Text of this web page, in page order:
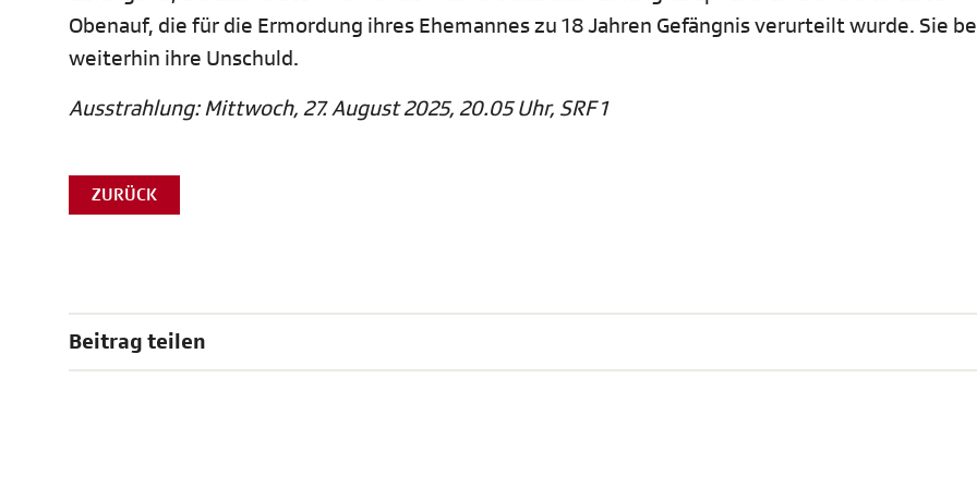
Obenauf, die für die Ermordung ihres Ehemannes zu 18 Jahren Gefängnis verurteilt wurde. Sie
weiterhin ihre Unschuld.
Ausstrahlung: Mittwoch, 27. August 2025, 20.05 Uhr, SRF 1
ZURÜCK
Beitrag teilen